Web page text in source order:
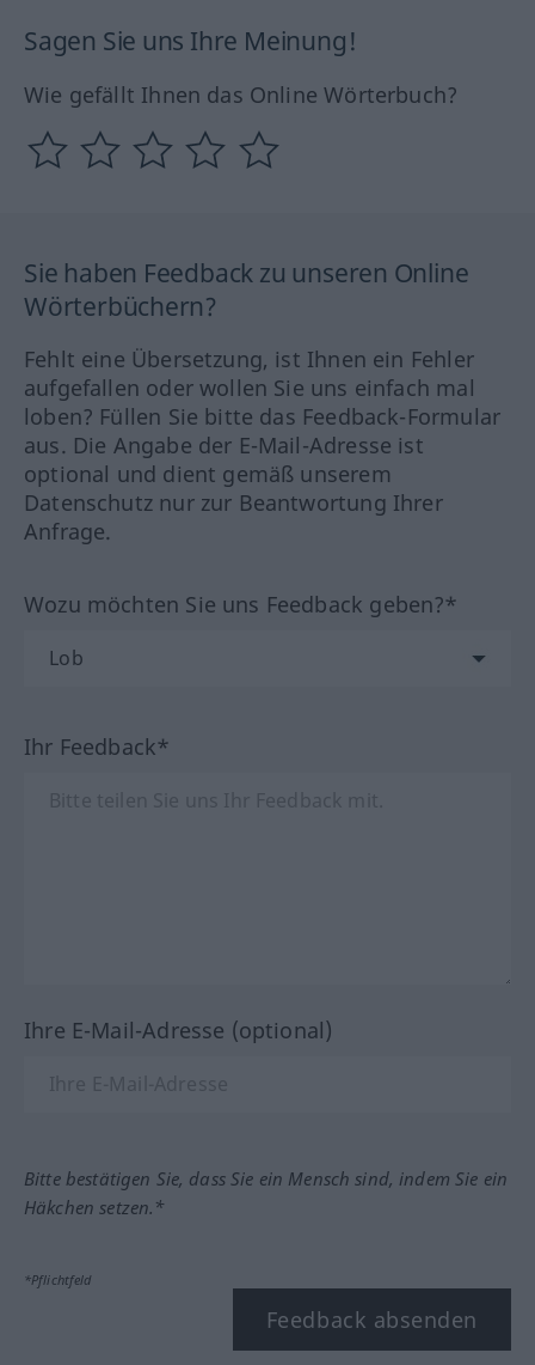
Sagen Sie uns Ihre Meinung!
Wie gefällt Ihnen das Online Wörterbuch?
Sie haben Feedback zu unseren Online
Wörterbüchern?
Fehlt eine Übersetzung, ist Ihnen ein Fehler
aufgefallen oder wollen Sie uns einfach mal
loben? Füllen Sie bitte das Feedback-Formular
aus. Die Angabe der E-Mail-Adresse ist
optional und dient gemäß unserem
Datenschutz nur zur Beantwortung Ihrer
Anfrage.
Wozu möchten Sie uns Feedback geben?*
Ihr Feedback*
Ihre E-Mail-Adresse (optional)
Bitte bestätigen Sie, dass Sie ein Mensch sind, indem Sie ein
Häkchen setzen.*
*Pflichtfeld
Feedback absenden